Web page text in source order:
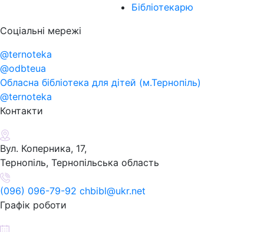
Бібліотекарю
Соціальні мережі
@ternoteka
@odbteua
Обласна бібліотека для дітей (м.Тернопіль)
@ternoteka
Контакти
Вул. Коперника, 17,
Тернопіль, Тернопільська область
(096) 096-79-92 chbibl@ukr.net
Графік роботи